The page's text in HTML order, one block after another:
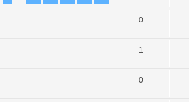
0
1
0